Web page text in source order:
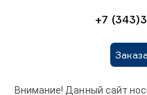
+7
Внимание! Данный сайт